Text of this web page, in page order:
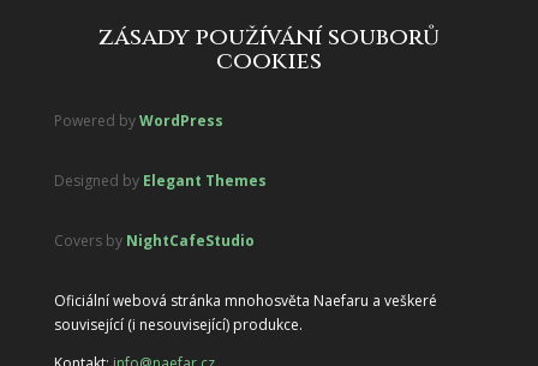
zásady používání souborů
cookies
Powered byWordPress
Designed by Elegant Themes
Covers by NightCafeStudio
Oficiální webová stránka mnohosvěta Naefaru a veškeré
související (i nesouvisející) produkce.